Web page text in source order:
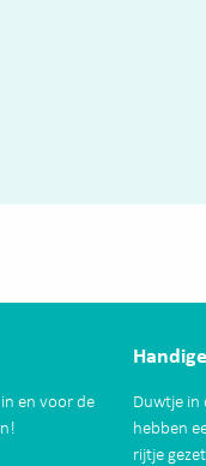
en voor de
Duwtje in
hebben
rijtje